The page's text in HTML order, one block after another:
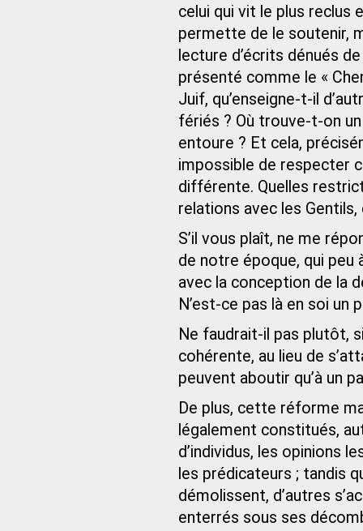
celui qui vit le plus reclus
permette de le soutenir,
lecture d’écrits dénués
présenté comme le «
Juif, qu’enseigne-t-il
fériés ? Où trouve-t-on
entoure ? Et cela,
impossible de respecter
différente. Quelles
relations avec les
S’il vous plaît, ne me
de notre époque, qui peu
avec la conception de la
N’est-ce pas là en soi un
Ne faudrait-il pas plutôt,
cohérente, au lieu de
peuvent aboutir qu’à un
De plus, cette réforme
légalement constitués,
d’individus, les opinions
les prédicateurs ; tandis
démolissent, d’autres
enterrés sous ses